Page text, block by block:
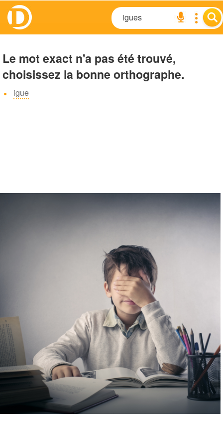
Le mot exact n'a pas été trouvé,
choisissez la bonne orthographe.
igue